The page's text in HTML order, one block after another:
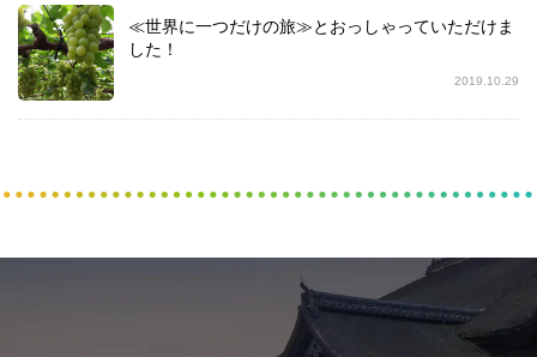
≪世界に一つだけの旅≫とおっしゃっていただけま
した！
2019.10.29